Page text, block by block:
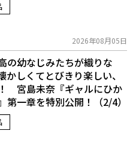
2026年08月05日
の幼なじみたちが織りな
かしくてとびきり楽しい、
宮島未奈『ギャルにひか
第一章を特別公開！（2/4）